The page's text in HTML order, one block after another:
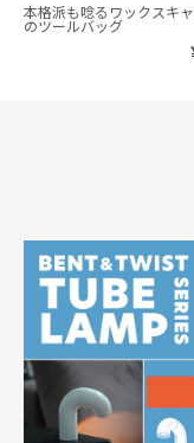
本格派も唸るワックスキ
のツールバッグ